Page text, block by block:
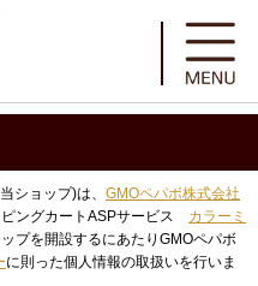
ショップ)は、 GMOペパボ株式会社
ングカートASPサービス カラーミ
プを開設するにあたりGMOペパボ
に則った個人情報の取扱いを行いま